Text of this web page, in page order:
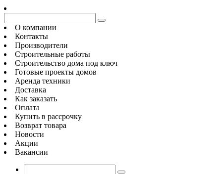
О компании
Контакты
Производители
Строительные работы
Строительство дома под ключ
Готовые проекты домов
Аренда техники
Доставка
Как заказать
Оплата
Купить в рассрочку
Возврат товара
Новости
Акции
Вакансии